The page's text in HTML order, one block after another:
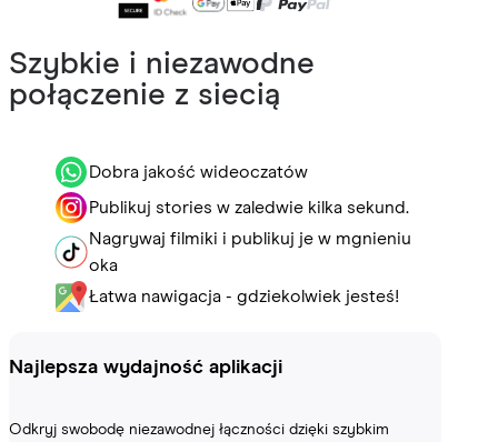
Szybkie i niezawodne
połączenie z siecią
Dobra jakość wideoczatów
Publikuj stories w zaledwie kilka sekund.
Nagrywaj filmiki i publikuj je w mgnieniu
oka
Łatwa nawigacja - gdziekolwiek jesteś!
Najlepsza wydajność aplikacji
Odkryj swobodę niezawodnej łączności dzięki szybkim